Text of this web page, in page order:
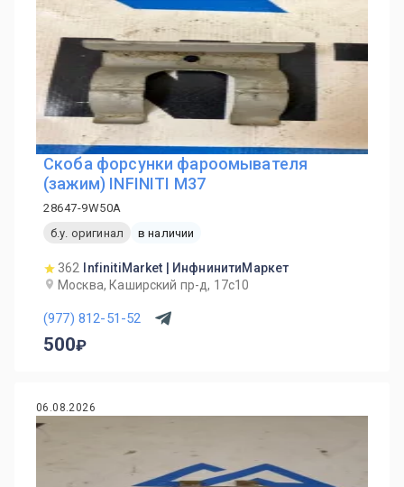
Скоба форсунки фароомывателя
(зажим) INFINITI M37
28647-9W50A
б.у. оригинал
в наличии
362
InfinitiMarket | ИнфнинитиМаркет
Москва, Каширский пр-д, 17с10
(977) 812-51-52
500
06.08.2026